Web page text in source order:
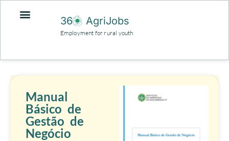
36 AgriJobs
Employment for rural youth
Manual
Básico de
Gestão de
Negócio